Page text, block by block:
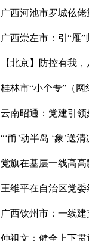
广西河池市罗城仫
广西崇左市：引“雁
【北京】防控有我
桂林市“小个专”（
云南昭通：党建引
“‘甬’动半岛 ‘象’送
党旗在基层一线高
王维平在自治区党
广西钦州市：一线
仲祖文：健全上下